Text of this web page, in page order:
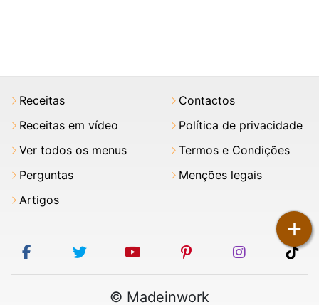
+
Receitas
Receitas em vídeo
Ver todos os menus
Perguntas
Artigos
Contactos
Política de privacidade
Termos e Condições
Menções legais
facebooktwitter youtubepinterestinstagram
© Madeinwork